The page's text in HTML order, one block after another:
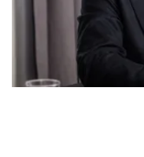
NEWS
KARRIERE